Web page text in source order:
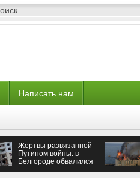
Написать нам
Жертвы развязанной
Путином войны: в
Белгороде обвалился